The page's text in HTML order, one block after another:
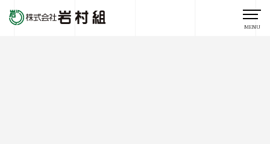
MENU